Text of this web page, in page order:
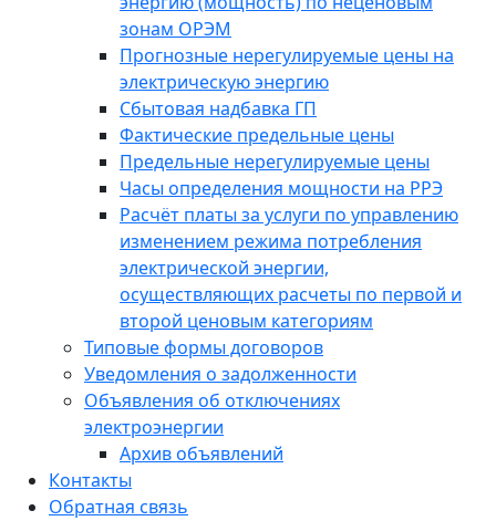
зонам ОРЭМ
Прогнозные нерегулируемые цены на
электрическую энергию
Сбытовая надбавка ГП
Фактические предельные цены
Предельные нерегулируемые цены
Часы определения мощности на РРЭ
Расчёт платы за услуги по управлению
изменением режима потребления
электрической энергии,
осуществляющих расчеты по первой и
второй ценовым категориям
Типовые формы договоров
Уведомления о задолженности
Объявления об отключениях
электроэнергии
Архив объявлений
Контакты
Обратная связь